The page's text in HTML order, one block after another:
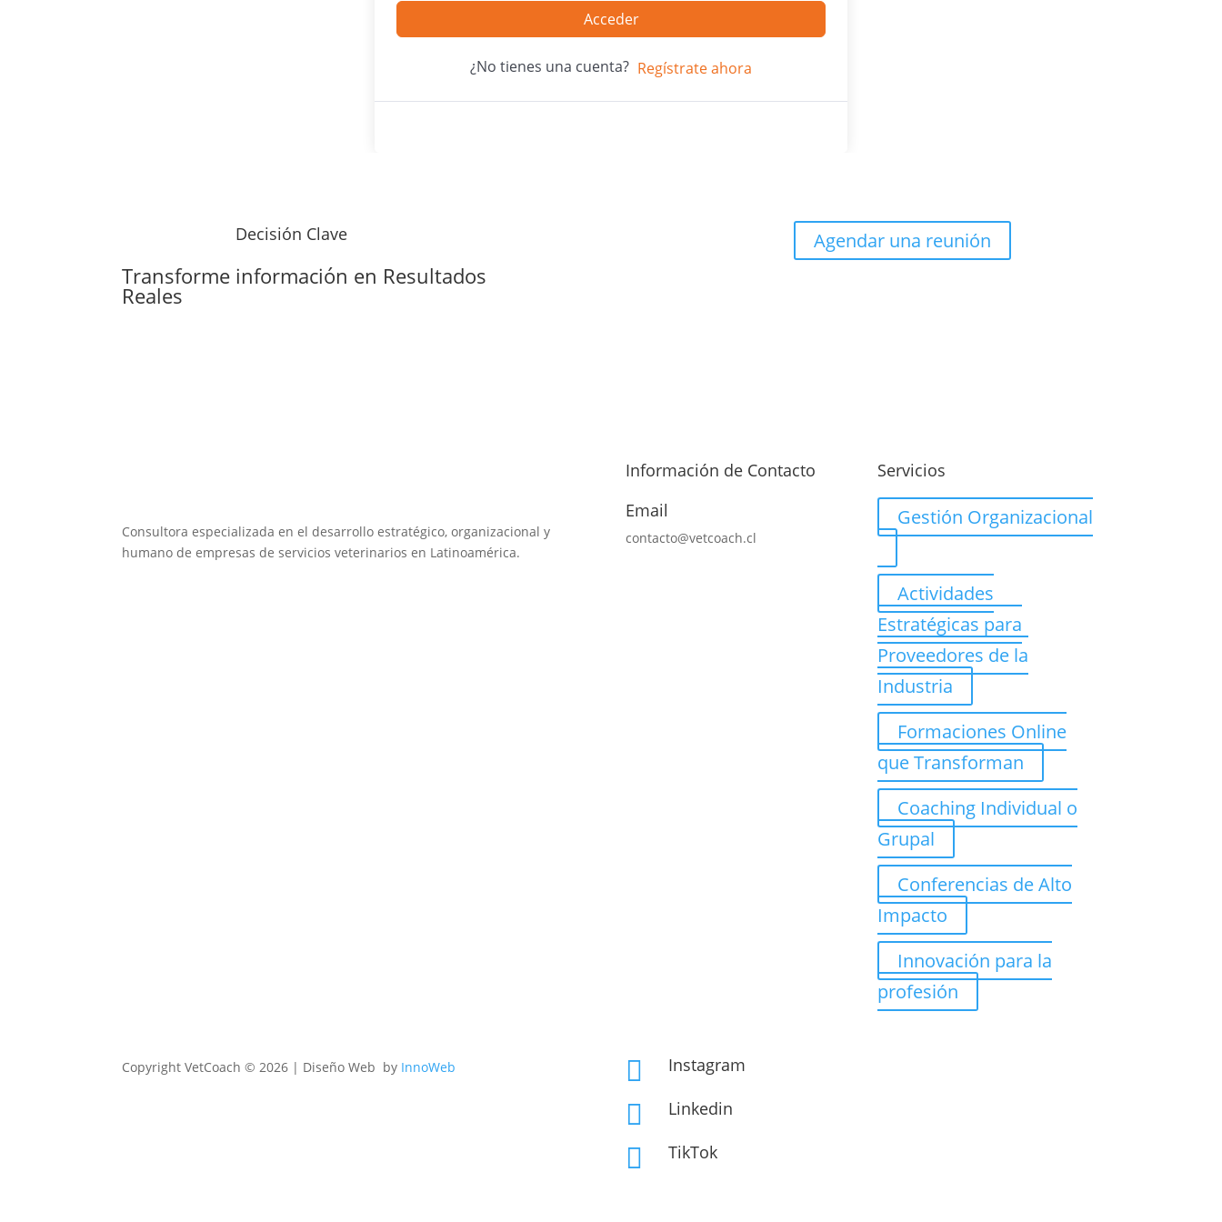
Acceder
¿No tienes una cuenta? Regístrate ahora
Decisión Clave
Transforme información en Resultados
Reales
Agendar una reunión
Consultora especializada en el desarrollo estratégico, organizacional y
humano de empresas de servicios veterinarios en Latinoamérica.
Información de Contacto
Email
contacto@vetcoach.cl
Servicios
Gestión Organizacional
Actividades
Estratégicas para
Proveedores de la
Industria
Formaciones Online
que Transforman
Coaching Individual o
Grupal
Conferencias de Alto
Impacto
Innovación para la
profesión
Copyright VetCoach © 2026 | Diseño Web by InnoWeb  Instagram
 Linkedin
 TikTok